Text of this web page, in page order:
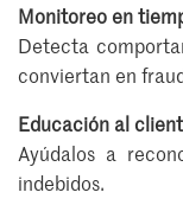
Monitoreo en
Detecta
conviertan en
Educación al
Ayúdalos a
indebidos.